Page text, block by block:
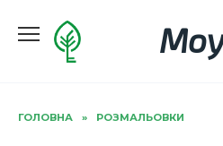
до
ГОЛОВНА » РОЗМАЛЬОВКИ